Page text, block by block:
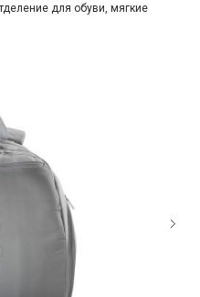
для обуви, мягкие